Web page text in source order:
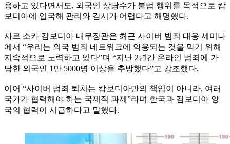
응하고 있다면서도, 외국인 상당수가 불법 행위를 목적으로 캄
보디아에 입국해 관리와 감시가 어렵다고 해명했다.
사르 소카 캄보디아 내무장관은 최근 사이버 범죄 대응 세미나
에서 “우리는 외국 범죄 네트워크에 악용되는 것을 막기 위해
지속적으로 노력하고 있다”며 “지난 2년간 온라인 범죄에 가
담한 외국인 1만 5000명 이상을 추방했다”고 강조했다.
이어 “사이버 범죄 퇴치는 캄보디아만의 책임이 아니라, 여러
국가가 협력해야 하는 국제적 과제”라며 한국과 캄보디아 양
국의 협력이 시급하다고 말했다.